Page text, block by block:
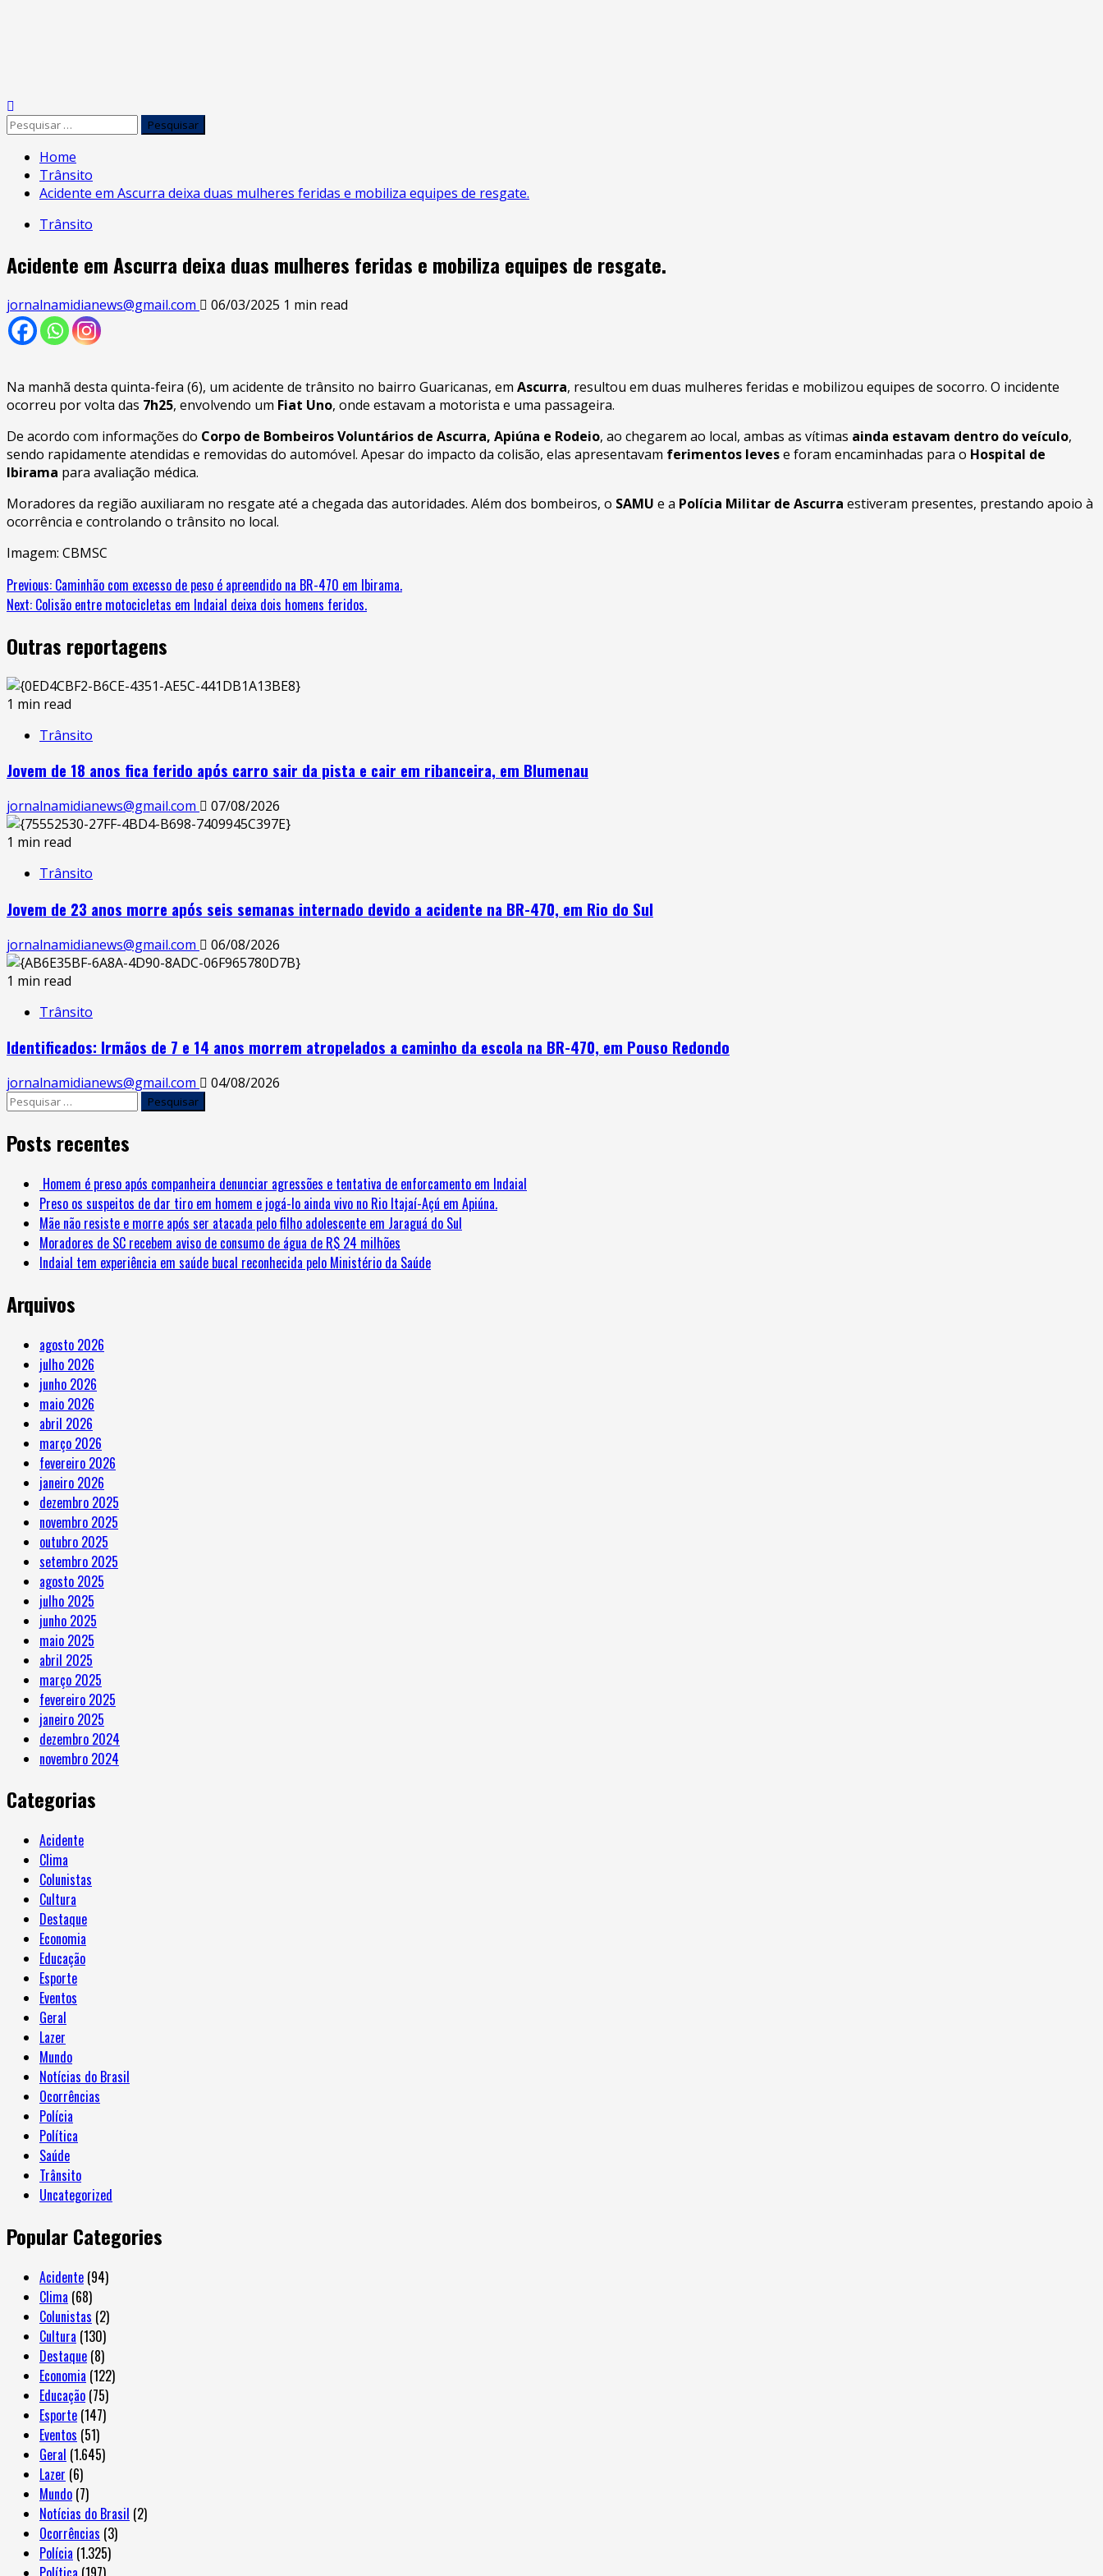
Home
Trânsito
Acidente em Ascurra deixa duas mulheres feridas e mobiliza equipes de resgate.
Trânsito
Acidente em Ascurra deixa duas mulheres feridas e mobiliza equipes de resgate.
jornalnamidianews@gmail.com 06/03/2025 1 min read
Na manhã desta quinta-feira (6), um acidente de trânsito no bairro Guaricanas, em Ascurra, resultou em duas mulheres feridas e mobilizou equipes de socorro. O incidente
ocorreu por volta das 7h25, envolvendo um Fiat Uno, onde estavam a motorista e uma passageira.
De acordo com informações do Corpo de Bombeiros Voluntários de Ascurra, Apiúna e Rodeio, ao chegarem ao local, ambas as vítimas ainda estavam dentro do veículo,
sendo rapidamente atendidas e removidas do automóvel. Apesar do impacto da colisão, elas apresentavam ferimentos levese foram encaminhadas para o Hospital de
Ibirama para avaliação médica.
Moradores da região auxiliaram no resgate até a chegada das autoridades. Além dos bombeiros, o SAMU e a Polícia Militar de Ascurra estiveram presentes, prestando apoio à
ocorrência e controlando o trânsito no local.
Imagem: CBMSC
Previous: Caminhão com excesso de peso é apreendido na BR-470 em Ibirama.
Next: Colisão entre motocicletas em Indaial deixa dois homens feridos.
Outras reportagens
1 min read
Trânsito
Jovem de 18 anos fica ferido após carro sair da pista e cair em ribanceira, em Blumenau
jornalnamidianews@gmail.com
07/08/2026
1 min read
Trânsito
Jovem de 23 anos morre após seis semanas internado devido a acidente na BR-470, em Rio do Sul
jornalnamidianews@gmail.com
06/08/2026
1 min read
Trânsito
Identificados: Irmãos de 7 e 14 anos morrem atropelados a caminho da escola na BR-470, em Pouso Redondo
jornalnamidianews@gmail.com 04/08/2026
Posts recentes
Homem é preso após companheira denunciar agressões e tentativa de enforcamento em Indaial
Preso os suspeitos de dar tiro em homem e jogá-lo ainda vivo no Rio Itajaí-Açú em Apiúna.
Mãe não resiste e morre após ser atacada pelo filho adolescente em Jaraguá do Sul
Moradores de SC recebem aviso de consumo de água de R$ 24 milhões
Indaial tem experiência em saúde bucal reconhecida pelo Ministério da Saúde
Arquivos
agosto 2026
julho 2026
junho 2026
maio 2026
abril 2026
março 2026
fevereiro 2026
janeiro 2026
dezembro 2025
novembro 2025
outubro 2025
setembro 2025
agosto 2025
julho 2025
junho 2025
maio 2025
abril 2025
março 2025
fevereiro 2025
janeiro 2025
dezembro 2024
novembro 2024
Categorias
Acidente
Clima
Colunistas
Cultura
Destaque
Economia
Educação
Esporte
Eventos
Geral
Lazer
Mundo
Notícias do Brasil
Ocorrências
Polícia
Política
Saúde
Trânsito
Uncategorized
Popular Categories
Acidente (94)
Clima (68)
Colunistas (2)
Cultura (130)
Destaque (8)
Economia (122)
Educação (75)
Esporte (147)
Eventos (51)
Geral (1.645)
Lazer (6)
Mundo (7)
Notícias do Brasil (2)
Ocorrências (3)
Polícia (1.325)